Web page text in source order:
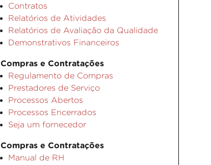
Contratos
Relatórios de Atividades
Relatórios de Avaliação da Qualidade
Demonstrativos Financeiros
Compras e Contratações
Regulamento de Compras
Prestadores de Serviço
Processos Abertos
Processos Encerrados
Seja um fornecedor
Compras e Contratações
Manual de RH